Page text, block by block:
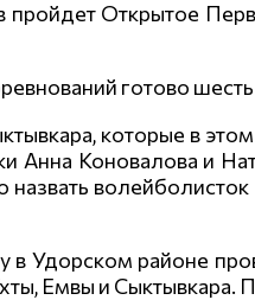
Открытое
готово
которые в
Анна Коновалова и
Удорском районе
Емвы и